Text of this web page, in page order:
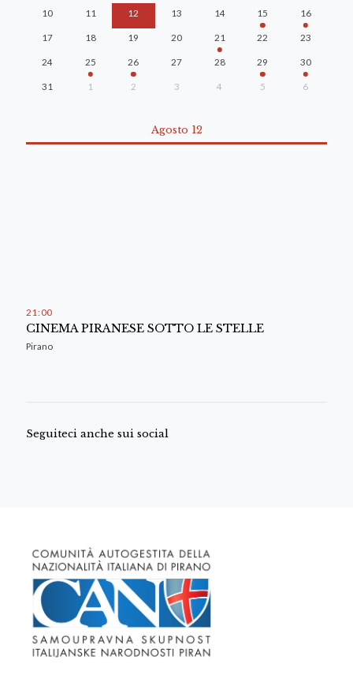
10 11 12 13 14 15 16
17 18 19 20 21 22 23
24 25 26 27 28 29 30
31 1 2 3 4 5 6
Agosto 12
21 : 00
CINEMA PIRANESE SOTTO LE STELLE
Pirano
Seguiteci anche sui social